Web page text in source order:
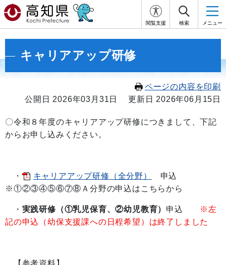
閲覧支援 検索 メニュー
キャリアアップ研修
ページの内容を印刷
公開日 2026年03月31日
更新日 2026年06月15日
〇令和８年度のキャリアアップ研修につきまして、下記
からお申し込みください。
・ キャリアアップ研修（全分野）
申込
※①②③④⑤⑥⑦⑧Ａ分野の申込はこちらから
・ 実践研修（①乳児保育、②幼児教育） 申込
※左
記の申込（幼保支援課への日程希望）は終了しました
【参考資料】